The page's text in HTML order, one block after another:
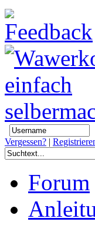
Vergessen? |
Forum